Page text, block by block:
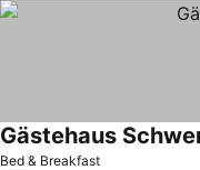
Bed & Breakfast
Gästehaus